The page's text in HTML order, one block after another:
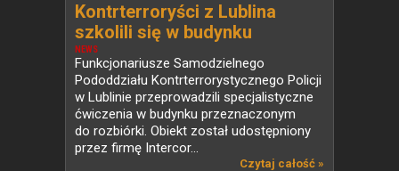
NEWS
Kontrterroryści z Lublina
szkolili się w budynku
przeznaczonym do rozbiórki
Funkcjonariusze Samodzielnego
Pododdziału Kontrterrorystycznego Policji
w Lublinie przeprowadzili specjalistyczne
ćwiczenia w budynku przeznaczonym
do rozbiórki. Obiekt został udostępniony
przez firmę Intercor...
Czytaj całość »